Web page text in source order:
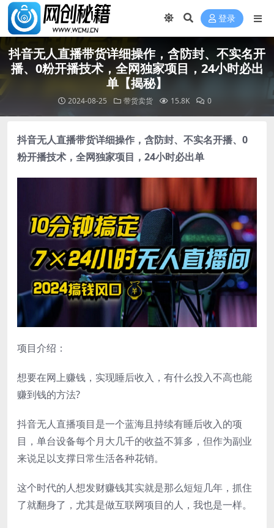
登录
抖音无人直播带货详细操作，含防封、不实名开
播、0粉开播技术，全网独家项目，24小时必出
单【揭秘】
2024-08-25 带货卖货 15.8K 0
抖音无人直播带货详细操作 ，含防封、不实名开播、0
粉开播技术，全网独家项目，24小时必出单
项目介绍：
想要在网上赚钱，实现睡后收入，有什么投入不高也能
赚到钱的方法?
抖音无人直播项目是一个蓝海且持续有睡后收入的项
目，单台设备每个月大几千的收益不算多，但作为副业
来说足以支撑日常生活各种花销。
这个时代的人想发财赚钱其实就是那么短短几年，抓住
了就翻身了，尤其是做互联网项目的人，我也是一样。